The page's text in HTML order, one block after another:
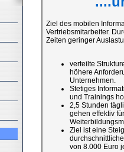
Ziel des mobilen
Vertriebsmitarbeiter.
Zeiten geringer
verteilte
höhere
Unternehmen.
Stetiges
und Trainings
2,5 Stunden
gehen effektiv
Ziel ist eine
von 8.000 Euro